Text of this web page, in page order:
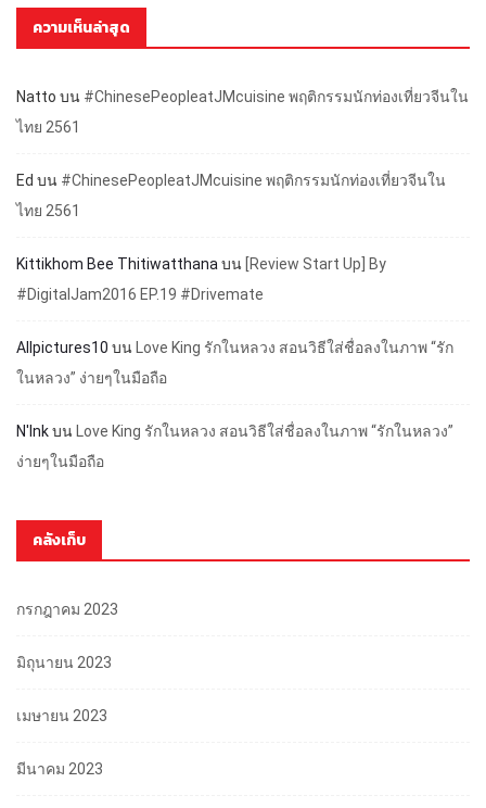
ความเห็นล่าสุด
Natto บน #ChinesePeopleatJMcuisine พฤติกรรมนักท่องเที่ยวจีนใน
ไทย 2561
Ed บน #ChinesePeopleatJMcuisine พฤติกรรมนักท่องเที่ยวจีนใน
ไทย 2561
Kittikhom Bee Thitiwatthana บน [Review Start Up] By
#DigitalJam2016 EP.19 #Drivemate
Allpictures10 บน
Love King รักในหลวง สอนวิธีใส่ชื่อลงในภาพ “รัก
ในหลวง” ง่ายๆในมือถือ
N'Inkบน
Love King รักในหลวง สอนวิธีใส่ชื่อลงในภาพ “รักในหลวง”
ง่ายๆในมือถือ
คลังเก็บ
กรกฎาคม 2023
มิถุนายน 2023
เมษายน 2023
มีนาคม 2023